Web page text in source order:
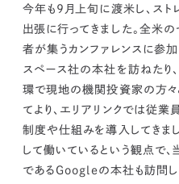
asul
サイト
ーム
カスタマーハラスメントポ
情報セキュリティ・DX
©2025
今年も9月上旬に渡米し、ス
出張に行ってきました。全米
者が集うカンファレンスに参
スペース社の本社を訪ねたり、
環で現地の機関投資家の方々
てより、エリアリンクでは従
制度や仕組みを導入してきま
して働いているという観点で
であるGoogleの本社も訪問し